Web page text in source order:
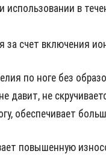
в
счет включения
по ноге без
давит, не
обеспечивает
повышенную